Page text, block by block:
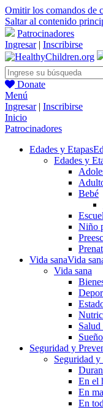
Omitir los comandos de
Saltar al contenido
Patrocinadores
Ingresar| Inscribirse
Donate
Menú
Ingresar| Inscribirse
Inicio
Patrocinadores
Edades y Etapas
Edades y
Bebé
Niño
Vida sanaVida
Vida sana
Salud
Sueño
Seguridad y
Seguridad
En el
En
En